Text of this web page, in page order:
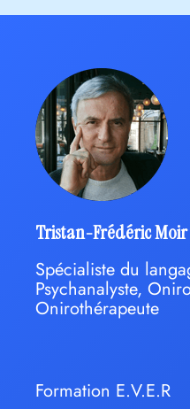
Tristan-Frédéric Moir
Spécialiste du
Psychanalyste,
Onirothérapeute
Formation E.V.E.R